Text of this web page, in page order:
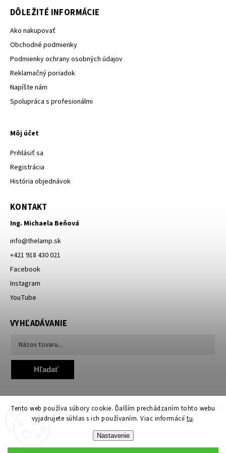
Tento web používa súbory cookie. Ďalším prechádzaním tohto webu
vyjadrujete súhlas s ich používaním. Viac informáciítu.
Nastavenie
DÔLEŽITÉ INFORMÁCIE
Ako nakupovať
Obchodné podmienky
Podmienky ochrany osobných údajov
Reklamačný poriadok
Napíšte nám
Spolupráca s profesionálmi
Môj účet
Prihlásiť sa
Registrácia
História objednávok
KONTAKT
Ing. Michaela Beňová
info@thelamp.sk
+421 918 430 021
Facebook
Instagram
YouTube
VYHĽADÁVANIE
Hľadať
TheLamp.sk. Všetky práva vyhradené.